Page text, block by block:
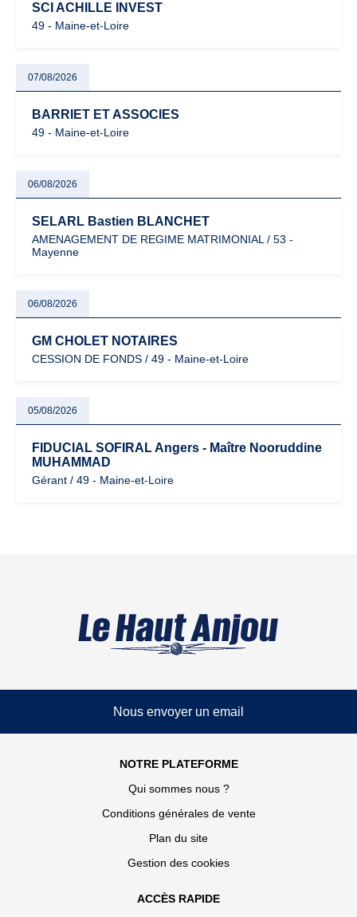
SCI ACHILLE INVEST
49 - Maine-et-Loire
07/08/2026
BARRIET ET ASSOCIES
49 - Maine-et-Loire
06/08/2026
SELARL Bastien BLANCHET
AMENAGEMENT DE REGIME MATRIMONIAL / 53 -
Mayenne
06/08/2026
GM CHOLET NOTAIRES
CESSION DE FONDS / 49 - Maine-et-Loire
05/08/2026
FIDUCIAL SOFIRAL Angers - Maître Nooruddine
MUHAMMAD
Gérant / 49 - Maine-et-Loire
Nous envoyer un email
NOTRE PLATEFORME
Qui sommes nous ?
Conditions générales de vente
Plan du site
Gestion des cookies
ACCÈS RAPIDE